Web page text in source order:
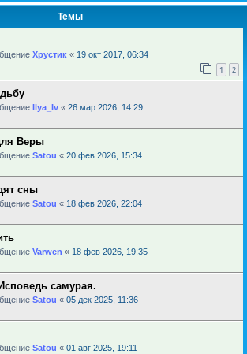
Темы
Хрустик « 19 окт 2017, 06:34
1 2
Ilya_Iv « 26 мар 2026, 14:29
Веры
Satou « 20 фев 2026, 15:34
сны
Satou « 18 фев 2026, 22:04
Varwen « 18 фев 2026, 19:35
самурая.
Satou « 05 дек 2025, 11:36
Satou « 01 авг 2025, 19:11